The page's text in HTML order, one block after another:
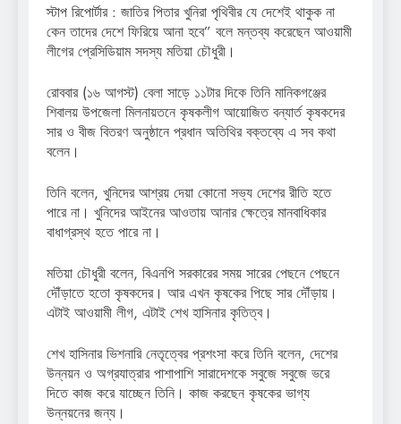
স্টাপ রিপোর্টার : জাতির পিতার খুনিরা পৃথিবীর যে দেশেই থাকুক না
কেন তাদের দেশে ফিরিয়ে আনা হবে” বলে মন্তব্য করেছেন আওয়ামী
লীগের প্রেসিডিয়াম সদস্য মতিয়া চৌধুরী।
রোববার (১৬ আগস্ট) বেলা সাড়ে ১১টার দিকে তিনি মানিকগঞ্জের
শিবালয় উপজেলা মিলনায়তনে কৃষকলীগ আয়োজিত বন্যার্ত কৃষকদের
সার ও বীজ বিতরণ অনুষ্ঠানে প্রধান অতিথির বক্তব্যে এ সব কথা
বলেন।
তিনি বলেন, খুনিদের আশ্রয় দেয়া কোনো সভ্য দেশের রীতি হতে
পারে না। খুনিদের আইনের আওতায় আনার ক্ষেত্রে মানবাধিকার
বাধাগ্রস্থ হতে পারে না।
মতিয়া চৌধুরী বলেন, বিএনপি সরকারের সময় সারের পেছনে পেছনে
দৌঁড়াতে হতো কৃষকদের। আর এখন কৃষকের পিছে সার দৌঁড়ায়।
এটাই আওয়ামী লীগ, এটাই শেখ হাসিনার কৃতিত্ব।
শেখ হাসিনার ভিশনারি নেতৃত্বের প্রশংসা করে তিনি বলেন, দেশের
উন্নয়ন ও অগ্রযাত্রার পাশাপাশি সারাদেশকে সবুজে সবুজে ভরে
দিতে কাজ করে যাচ্ছেন তিনি। কাজ করছেন কৃষকের ভাগ্য
উন্নয়নের জন্য।